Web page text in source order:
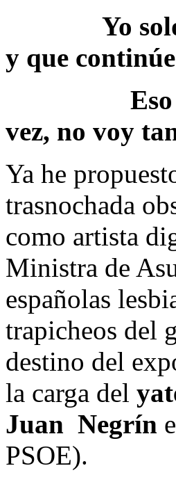
Yo solo
y que
Eso
vez, no voy
Ya he
trasnochada
como artista
Ministra de
españolas
trapicheos del
destino del
la carga del
Juan Negrín e
PSOE).